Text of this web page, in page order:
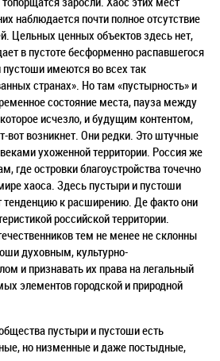
наблюдается почти полное отсутствие
Цельных ценных объектов здесь нет,
в пустоте бесформенно распавшегося
имеются во всех так
странах». Но там «пустырность» и
состояние места, пауза между
исчезло, и будущим контентом,
вот возникнет. Они редки. Это штучные
ухоженной территории. Россия же
где островки благоустройства точечно
хаоса. Здесь пустыри и пустоши
к расширению. Де факто они
российской территории.
тем не менее не склонны
духовным, культурно-
и признавать их права на легальный
элементов городской и природной
пустыри и пустоши есть
но низменные и даже постыдные,